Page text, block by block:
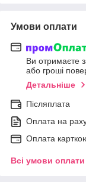
Умови оплати
Ви отримаєте
або гроші
Детальніше
Післяплата
Оплата на
Оплата
Всі умови оплати